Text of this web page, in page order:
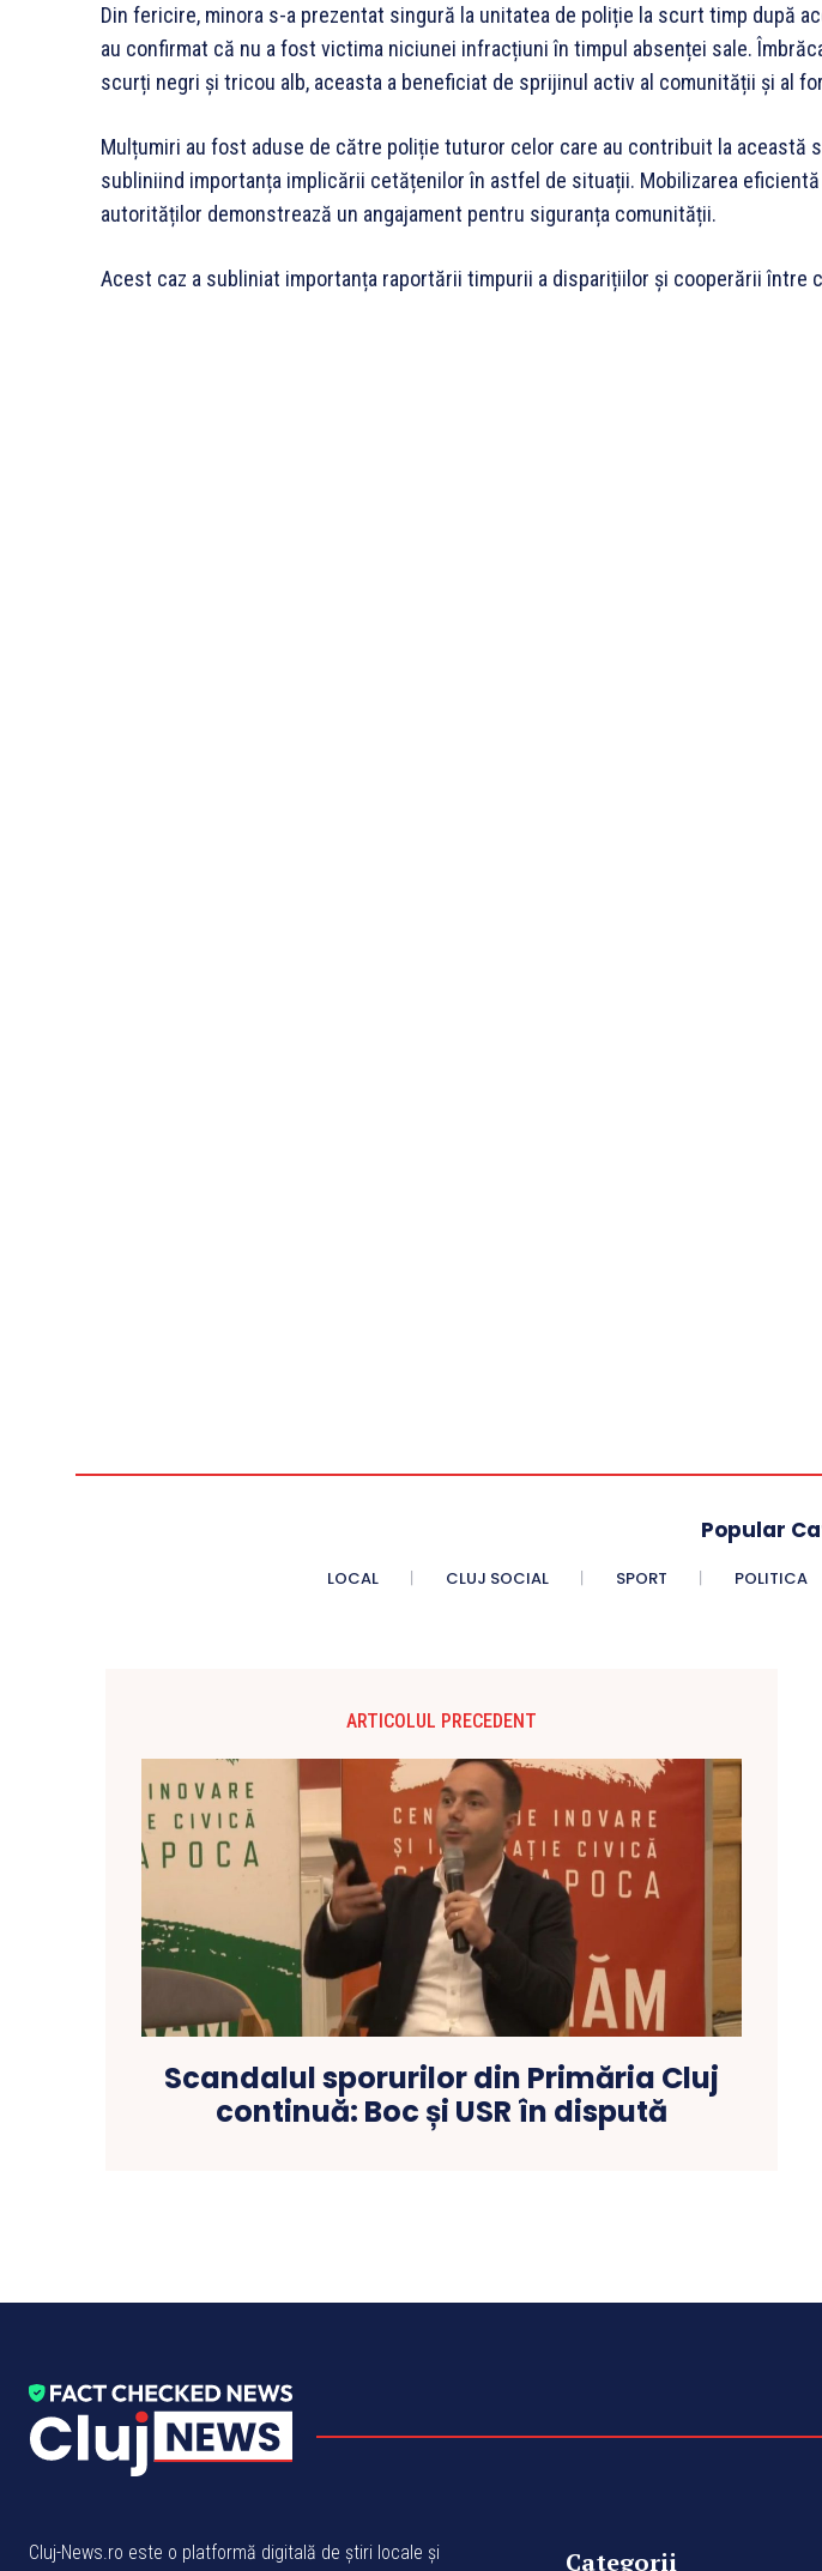
Din fericire, minora s-a prezentat singură la unitatea de poliție la scurt timp după
au confirmat că nu a fost victima niciunei infracțiuni în timpul absenței sale.
scurți negri și tricou alb, aceasta a beneficiat de sprijinul activ al comunității și al
Mulțumiri au fost aduse de către poliție tuturor celor care au contribuit la această
subliniind importanța implicării cetățenilor în astfel de situații. Mobilizarea eficientă
autorităților demonstrează un angajament pentru siguranța comunității.
Acest caz a subliniat importanța raportării timpurii a disparițiilor și cooperării între
Popular
LOCAL CLUJ SOCIAL SPORT POLITICA
ARTICOLUL PRECEDENT
Scandalul sporurilor din Primăria Cluj
continuă: Boc și USR în dispută
Cluj-News.ro este o platformă digitală de știri locale și Categorii